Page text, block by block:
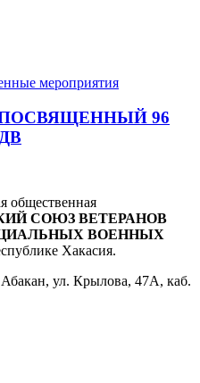
мероприятия
96
общественная
СОЮЗ ВЕТЕРАНОВ
ВОЕННЫХ
Хакасия.
ул. Крылова, 47А, каб.